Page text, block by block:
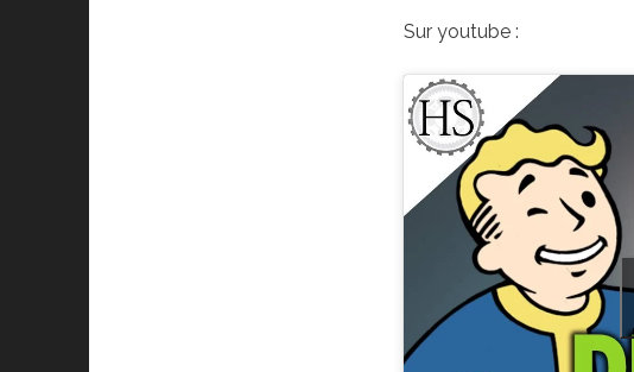
Sur youtube :